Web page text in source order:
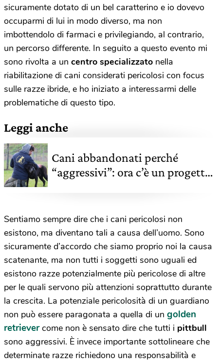
sicuramente dotato di un bel caratterino e io dovevo
occuparmi di lui in modo diverso, ma non
imbottendolo di farmaci e privilegiando, al contrario,
un percorso differente. In seguito a questo evento mi
sono rivolta a un centro specializzato nella
riabilitazione di cani considerati pericolosi con focus
sulle razze ibride, e ho iniziato a interessarmi delle
problematiche di questo tipo.
Leggi anche
Cani abbandonati perché
“aggressivi”: ora c’è un progetto
Sentiamo sempre dire che i cani pericolosi non
esistono, ma diventano tali a causa dell’uomo. Sono
sicuramente d’accordo che siamo proprio noi la causa
scatenante, ma non tutti i soggetti sono uguali ed
esistono razze potenzialmente più pericolose di altre
per le quali servono più attenzioni soprattutto durante
la crescita. La potenziale pericolosità di un guardiano
non può essere paragonata a quella di un golden
retrievercome non è sensato dire che tutti i pittbull
sono aggressivi. È invece importante sottolineare che
determinate razze richiedono una responsabilità e